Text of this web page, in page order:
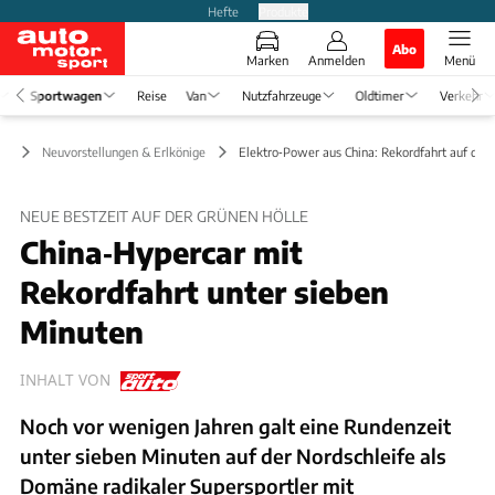
Hefte
Marken Anmelden
Abo
Menü
Sportwagen Reise Van Nutzfahrzeuge Oldtimer Verkehr
Neuvorstellungen & Erlkönige Elektro‑Power aus China: Rekordfahrt auf
NEUE BESTZEIT AUF DER GRÜNEN HÖLLE
China‑Hypercar mit
Rekordfahrt unter sieben
Minuten
INHALT VON
Noch vor wenigen Jahren galt eine Rundenzeit
unter sieben Minuten auf der Nordschleife als
Domäne radikaler Supersportler mit